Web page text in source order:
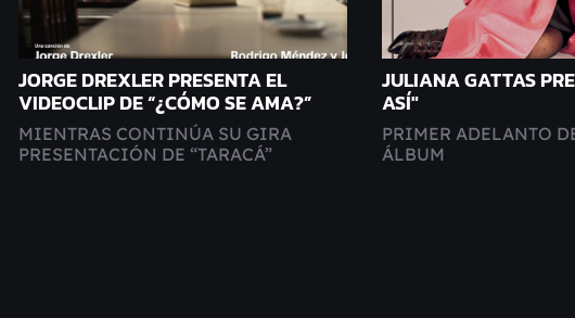
JORGE DREXLER PRESENTA EL
VIDEOCLIP DE “¿CÓMO SE AMA?”
MIENTRAS CONTINÚA SU GIRA
PRESENTACIÓN DE “TARACÁ”
JULIANA GATTAS
ASÍ"
PRIMER ADELANTO
ÁLBUM